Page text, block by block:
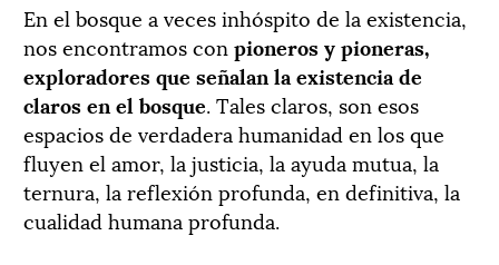
En el bosque a veces inhóspito de la existencia,
nos encontramos con pioneros y pioneras,
exploradores que señalan la existencia de
claros en el bosque. Tales claros, son esos
espacios de verdadera humanidad en los que
fluyen el amor, la justicia, la ayuda mutua, la
ternura, la reflexión profunda, en definitiva, la
cualidad humana profunda.